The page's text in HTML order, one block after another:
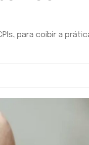
para coibir a